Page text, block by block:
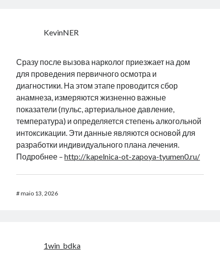
KevinNER
Сразу после вызова нарколог приезжает на дом
для проведения первичного осмотра и
диагностики. На этом этапе проводится сбор
анамнеза, измеряются жизненно важные
показатели (пульс, артериальное давление,
температура) и определяется степень алкогольной
интоксикации. Эти данные являются основой для
разработки индивидуального плана лечения.
Подробнее –http://kapelnica-ot-zapoya-tyumen0.ru/
#maio 13, 2026
1win_bdka